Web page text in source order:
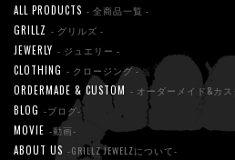
ALL PRODUCTS - 全商品一覧 -
GRILLZ - グリルズ -
JEWERLY - ジュエリー -
CLOTHING - クロージング -
ORDERMADE & CUSTOM - オーダーメイド&カ
BLOG -ブログ-
MOVIE -動画-
ABOUT US -GRILLZ JEWELZについて-